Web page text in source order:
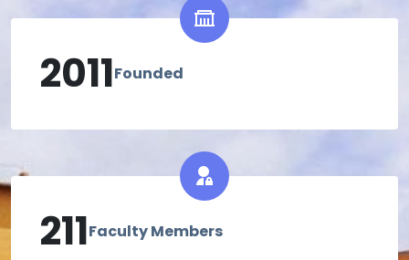
2011Founded
211Faculty Members